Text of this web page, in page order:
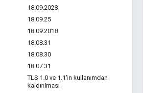
18.09.2028
18.09.25
18.09.2018
18.08.31
18.08.30
18.07.31
TLS 1 .0 ve 1 .1'in kullanımdan
kaldırılması